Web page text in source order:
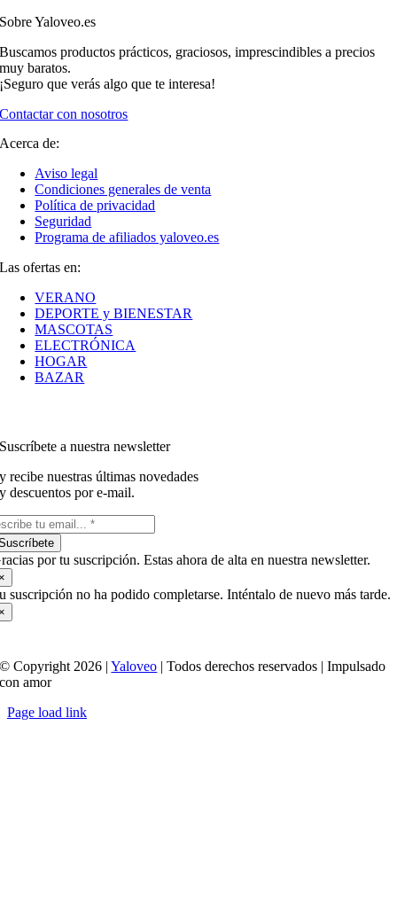
Sobre Yaloveo.es
Buscamos productos prácticos, graciosos, imprescindibles a precios
muy baratos.
¡Seguro que verás algo que te interesa!
Contactar con nosotros
Acerca de:
Aviso legal
Condiciones generales de venta
Política de privacidad
Seguridad
Programa de afiliados yaloveo.es
Las ofertas en:
VERANO
DEPORTE y BIENESTAR
MASCOTAS
ELECTRÓNICA
HOGAR
BAZAR
Suscríbete a nuestra newsletter
y recibe nuestras últimas novedades
y descuentos por e-mail.
por tu suscripción. Estas ahora de alta en nuestra newsletter.
suscripción no ha podido completarse. Inténtalo de nuevo más tarde.
© Copyright 2026 |Yaloveo | Todos derechos reservados | Impulsado
con amor
Page load link